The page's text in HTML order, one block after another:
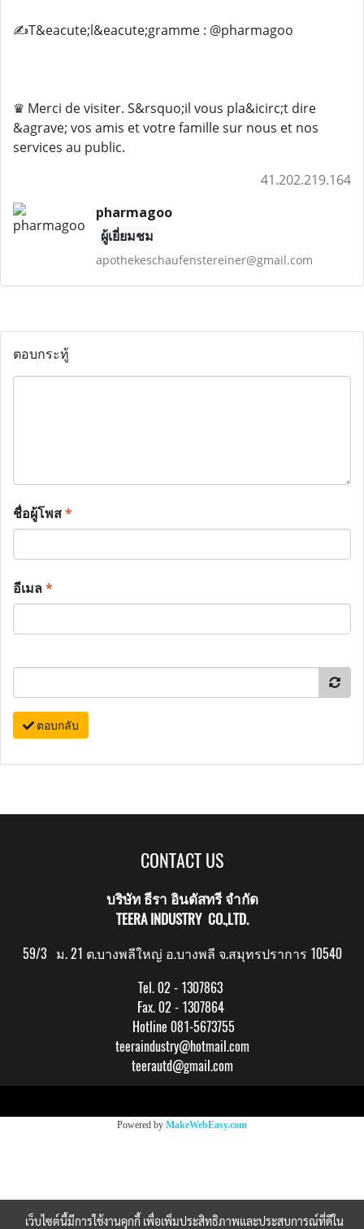
✍️T&eacute;l&eacute;gramme : @pharmagoo
♛ Merci de visiter. S&rsquo;il vous pla&icirc;t dire
&agrave; vos amis et votre famille sur nous et nos
services au public.
41.202.219.164
pharmagoo
ผู้เยี่ยมชม
apothekeschaufenstereiner@gmail.com
ตอบกระทู้
ชื่อผู้โพส*
อีเมล*
ตอบกลับ
CONTACT US
บริษัท ธีรา อินดัสทรี จำกัด
TEERA INDUSTRY CO.,LTD.
59/3 ม. 21 ต.บางพลีใหญ่ อ.บางพลี จ.สมุทรปราการ 10540
Tel. 02 - 1307863
Fax. 02 - 1307864
Hotline 081-5673755
teeraindustry@hotmail.com
teerautd@gmail.com
Powered by MakeWebEasy.com
เว็บไซต์นี้มีการใช้งานคุกกี้ เพื่อเพิ่มประสิทธิภาพและประสบการณ์ที่ดีใน